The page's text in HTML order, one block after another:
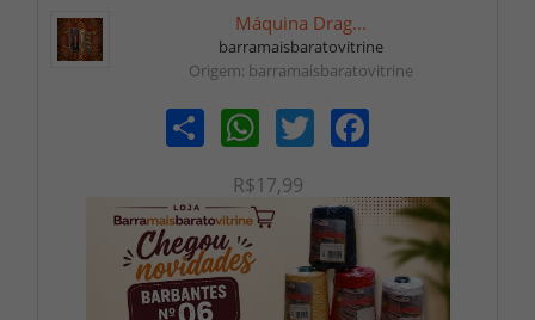
Máquina Drag...
barramaisbaratovitrine
Origem: barramaisbaratovitrine
Share WhatsAppTwitter Facebook
R$17,99